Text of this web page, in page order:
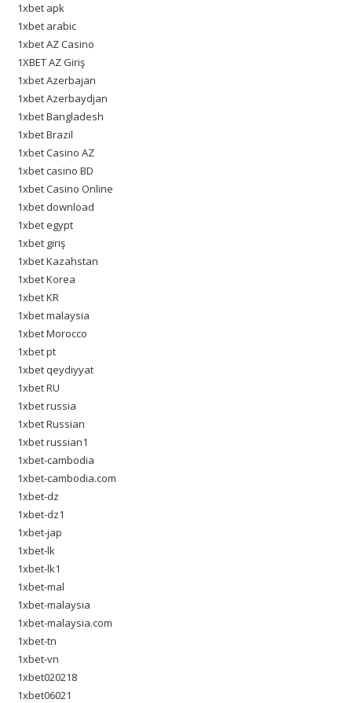
1xbet apk
1xbet arabic
1xbet AZ Casino
1XBET AZ Giriş
1xbet Azerbajan
1xbet Azerbaydjan
1xbet Bangladesh
1xbet Brazil
1xbet Casino AZ
1xbet casino BD
1xbet Casino Online
1xbet download
1xbet egypt
1xbet giriş
1xbet Kazahstan
1xbet Korea
1xbet KR
1xbet malaysia
1xbet Morocco
1xbet pt
1xbet qeydiyyat
1xbet RU
1xbet russia
1xbet Russian
1xbet russian1
1xbet-cambodia
1xbet-cambodia.com
1xbet-dz
1xbet-dz1
1xbet-jap
1xbet-lk
1xbet-lk1
1xbet-mal
1xbet-malaysia
1xbet-malaysia.com
1xbet-tn
1xbet-vn
1xbet020218
1xbet06021